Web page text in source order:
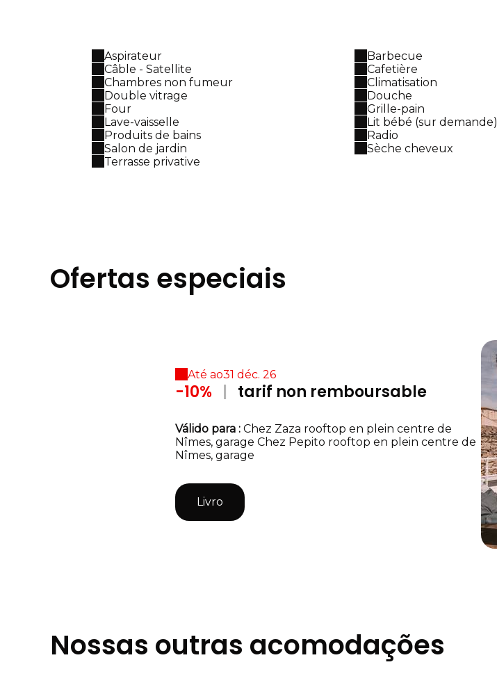
Aspirateur Barbecue
Câble - Satellite
Cafetière
Chambres non fumeur
Climatisation
Double vitrage
Douche
Four
Grille-pain
Lave-vaisselle
Lit bébé (sur demande)
Produits de bains
Radio
Salon de jardin
Sèche cheveux
Terrasse privative
Ofertas especiais
Até ao31 déc. 26
-10% | tarif non remboursable
Válido para : Chez Zaza rooftop en plein centre de
Nîmes, garage Chez Pepito rooftop en plein centre de
Nîmes, garage
Livro
Nossas outras acomodações